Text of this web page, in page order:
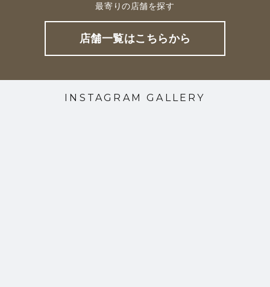
最寄りの店舗を探す
店舗一覧はこちらから
INSTAGRAM GALLERY